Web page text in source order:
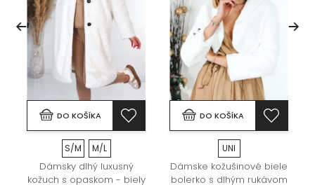
DO KOŠÍKA
S/M M/L
Dámsky dlhý luxusný
kožuch s opaskom - biely
DO KOŠÍKA
UNI
Dámske kožušinové biele
bolerko s dlhým rukávom